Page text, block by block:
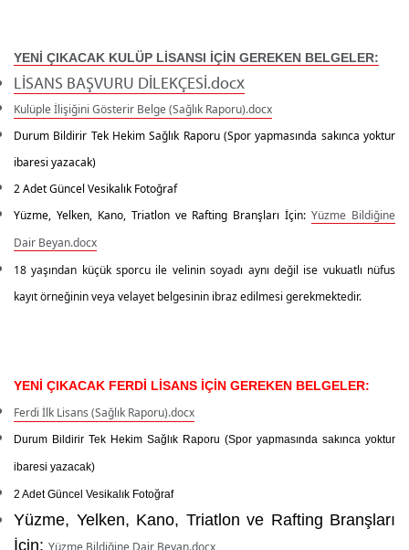
YENİ ÇIKACAK KULÜP LİSANSI İÇİN GEREKEN BELGELER:
LİSANS BAŞVURU DİLEKÇESİ.docx
Kulüple İlişiğini Gösterir Belge (Sağlık Raporu).docx
Durum Bildirir Tek Hekim Sağlık Raporu (Spor yapmasında sakınca yoktur
ibaresi yazacak)
2 Adet Güncel Vesikalık Fotoğraf
Yüzme, Yelken, Kano, Triatlon ve Rafting Branşları İçin: Yüzme Bildiğine
Dair Beyan.docx
18 yaşından küçük sporcu ile velinin soyadı aynı değil ise vukuatlı nüfus
kayıt örneğinin veya velayet belgesinin ibraz edilmesi gerekmektedir.
YENİ ÇIKACAK FERDİ LİSANS İÇİN GEREKEN BELGELER:
Ferdi İlk Lisans (Sağlık Raporu).docx
Durum Bildirir Tek Hekim Sağlık Raporu (Spor yapmasında sakınca yoktur
ibaresi yazacak)
2 Adet Güncel Vesikalık Fotoğraf
Yüzme, Yelken, Kano, Triatlon ve Rafting Branşları
İçin: Yüzme Bildiğine Dair Beyan.docx